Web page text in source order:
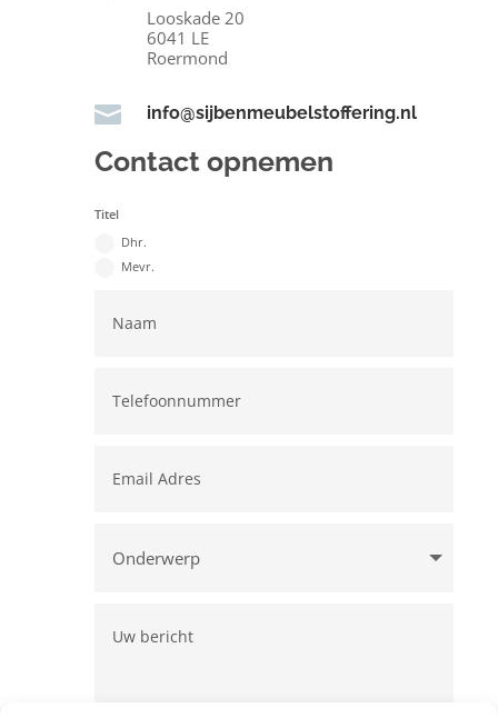
Looskade 20
6041 LE
Roermond
 info@sijbenmeubelstoffering.nl
Contact opnemen
Titel
Dhr.
Mevr.